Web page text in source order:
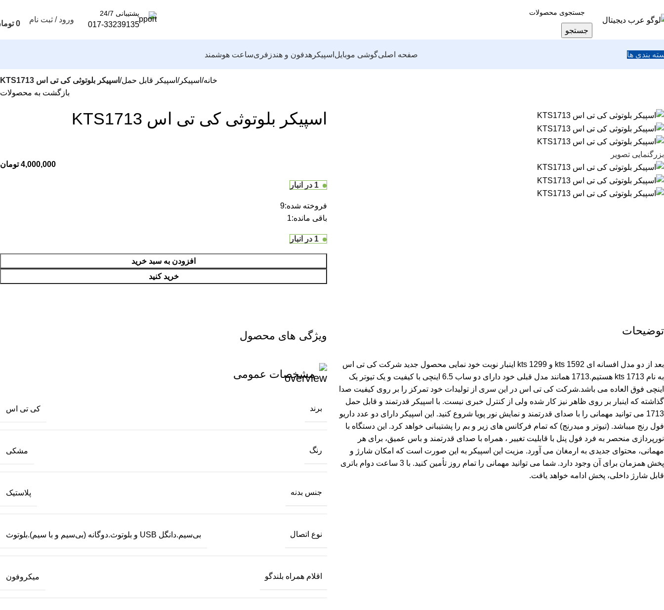
جستجو
پشتیبانی 24/7
017-33239135
ورود / ثبت نام 0
بندی ها صفحه اصلیگوشی موبایل اسپیکرهدفون و هندزفریساعت هوشمند
خانه اسپیکر اسپیکر قابل حمل اسپیکر بلوتوثی کی تی اس KTS1713
بازگشت به محصولات
بزرگنمایی تصویر
اسپیکر بلوتوثی کی تی اس KTS1713
تومان
1 در انبار
فروخته شده:9
باقی مانده:1
1 در انبار
افزودن به سبد خرید
خرید کنید
توضیحات
بعد از دو مدل افسانه ای kts 1592 و kts 1299 اینبار نوبت خود نمایی محصول جدید شرکت کی تی اس
به نام kts 1713 هستیم.1713 همانند مدل قبلی خود دارای دو ساب 6.5 اینچی با کیفیت و یک تیوتر یک
اینچی فوق العاده می باشد.شرکت کی تی اس در این سری از تولیدات خود تمرکز را بر روی کیفیت صدا
گذاشته که اینبار بر روی ظاهر نیز کار شده ولی از کنترل خبری نیست. با اسپیکر قدرتمند و قابل حمل
1713 می توانید مهمانی را با صدای قدرتمند و نمایش نور پویا شروع کنید. این اسپیکر دارای دو عدد داریو
فول رنج میباشد. (تیوتر و میدرنج) که تمام فرکانس های زیر و بم را پشتیبانی خواهد کرد. این دستگاه با
نورپردازی منحصر به فرد فول پنل با قابلیت تغییر ، همراه با صدای قدرتمند و باس عمیق، برای هر
مهمانی، محتوای جدیدی به ارمغان می آورد. مزیت این اسپیکر به این صورت است که امکان شارژ و
پخش همزمان برای آن وجود دارد. شما می توانید مهمانی را تمام روز تأمین کنید. با 3 ساعت دوام باتری
قابل شارژ داخلی، پخش ادامه خواهد یافت.
ویژگی های محصول
مشخصات عمومی
برند کی تی اس
رنگ مشکی
جنس بدنه پلاستیک
نوع اتصال بی‌سیم.دانگل USB و بلوتوث.دوگانه (بی‌سیم و با سیم).بلوتوث
اقلام همراه بلندگو میکروفون